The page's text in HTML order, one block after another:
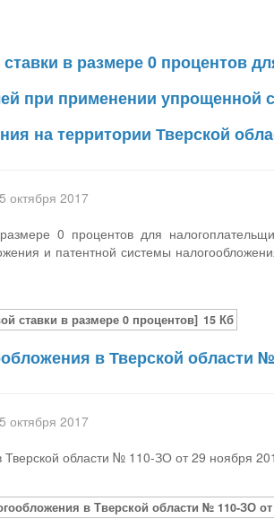
в размере 0 процентов
при применении упрощенной
на территории Тверской
октября 2017
0 процентов для
и патентной системы
ставки в размере 0 процентов] 15 Кб
в Тверской области
октября 2017
области № 110-ЗО от 29 ноября
в Тверской области № 110-ЗО